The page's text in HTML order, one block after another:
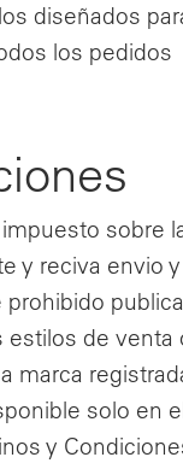
diseñados
los pedidos
sobre
y reciva envio
estilos de venta
marca
solo en
y